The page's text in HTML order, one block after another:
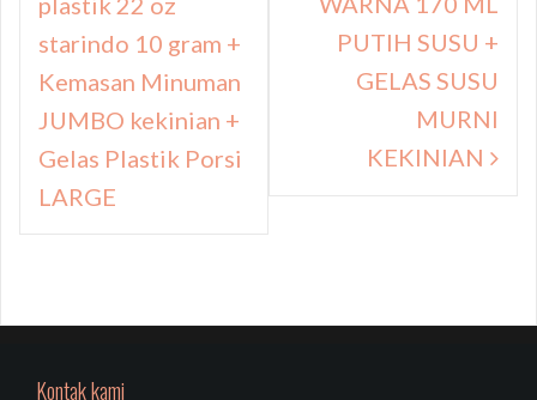
starindo 10 gram +
Kemasan Minuman
JUMBO kekinian +
Gelas Plastik Porsi
LARGE
PUTIH SUSU +
GELAS SUSU
MURNI
KEKINIAN
Kontak kami